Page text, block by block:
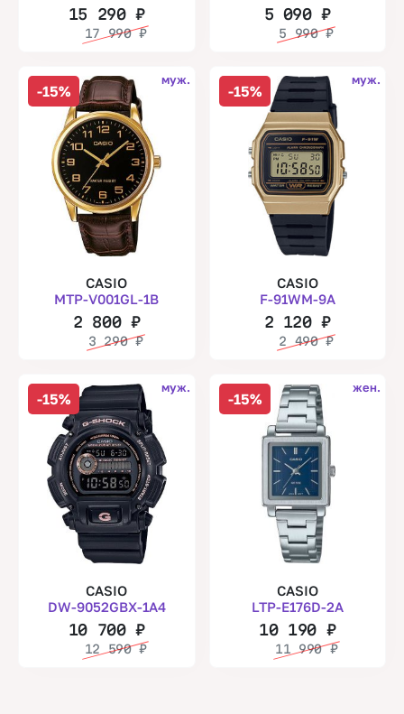
15 290₽
17 990₽
5 090₽
5 990₽
-15%
муж.
CASIO
MTP-V001GL-1B
2 800 ₽
3 290₽
-15%
муж.
CASIO
F-91WM-9A
2 120₽
2 490₽
-15%
муж.
CASIO
DW-9052GBX-1A4
10 700₽
12 590₽
-15%
жен.
CASIO
LTP-E176D-2A
10 190 ₽
11 990₽